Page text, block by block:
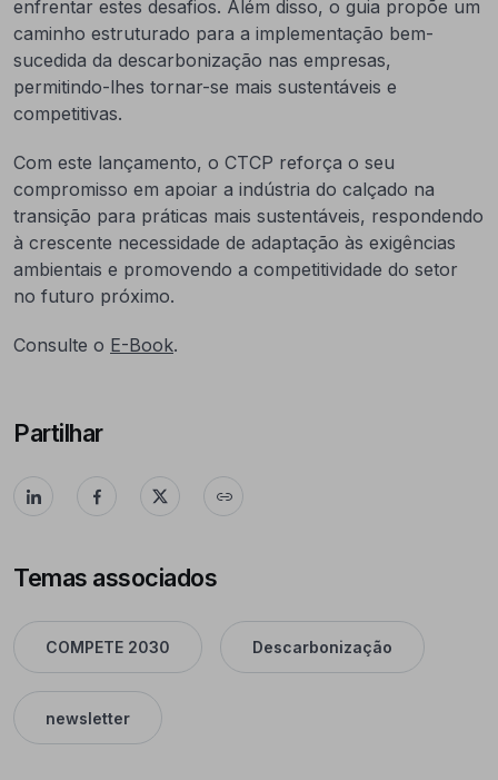
enfrentar estes desafios. Além disso, o guia propõe um
caminho estruturado para a implementação bem-
sucedida da descarbonização nas empresas,
permitindo-lhes tornar-se mais sustentáveis e
competitivas.
Com este lançamento, o CTCP reforça o seu
compromisso em apoiar a indústria do calçado na
transição para práticas mais sustentáveis, respondendo
à crescente necessidade de adaptação às exigências
ambientais e promovendo a competitividade do setor
no futuro próximo.
Consulte o E-Book.
Partilhar
Temas associados
COMPETE 2030 Descarbonização
newsletter